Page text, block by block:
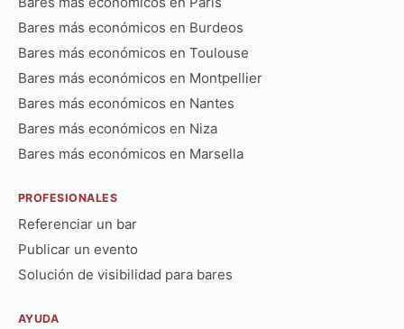
Bares más económicos en Burdeos
Bares más económicos en Toulouse
Bares más económicos en Montpellier
Bares más económicos en Nantes
Bares más económicos en Niza
Bares más económicos en Marsella
PROFESIONALES
Referenciar un bar
Publicar un evento
Solución de visibilidad para bares
AYUDA